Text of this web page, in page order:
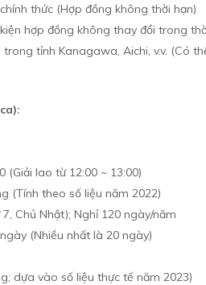
thức (Hợp đồng không thời hạn)
hợp đồng không thay đổi trong
trong tỉnh Kanagawa, Aichi, v.v. (Có
(Giải lao từ 12:00 ~ 13:00)
(Tính theo số liệu năm 2022)
Chủ Nhật); Nghỉ 120 ngày/năm
(Nhiều nhất là 20 ngày)
dựa vào số liệu thực tế năm 2023)